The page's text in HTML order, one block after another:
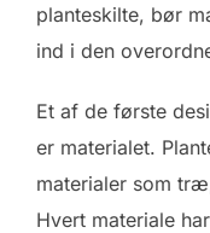
planteskilte, bør
ind i den
Et af de første
er materialet.
materialer som
Hvert materiale